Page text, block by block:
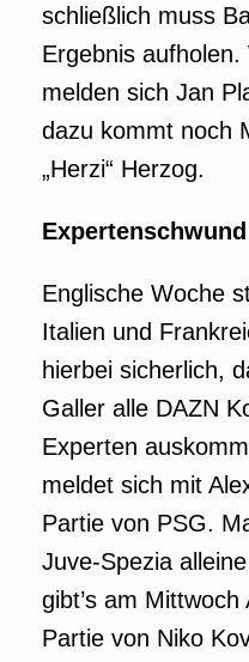
schließlich muss
Ergebnis
melden sich Jan
dazu kommt noch
„Herzi“ Herzog.
Englische Woche
Italien und
hierbei sicherlich,
Galler alle DAZN
Experten
meldet sich mit
Partie von PSG.
Juve-Spezia
gibt’s am
Partie von Niko